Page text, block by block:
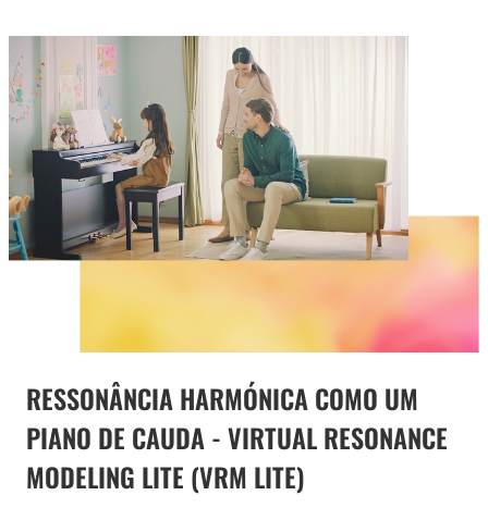
RESSONÂNCIA HARMÓNICA COMO UM
PIANO DE CAUDA - VIRTUAL RESONANCE
MODELING LITE (VRM LITE)